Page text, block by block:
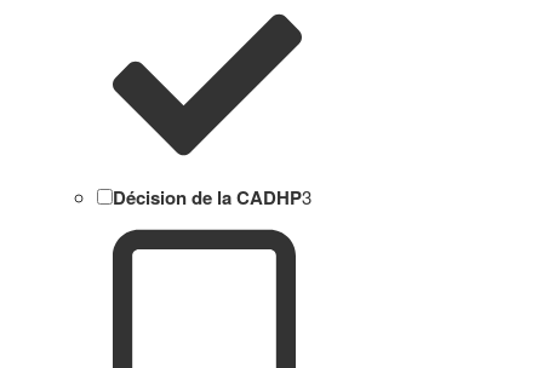
Décision de la CADHP3